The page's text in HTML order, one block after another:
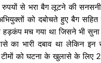
रुपयों से भरा बैग लूटने की
को दबोचते हुए बैग
मच गया था जिसने भी सुना
का भारी दबाव था लेकिन
टीमों को घटना के खुलासे के लिए